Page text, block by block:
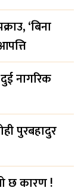
‘बिना
नागरिक
पुरबहादुर
छ कारण !